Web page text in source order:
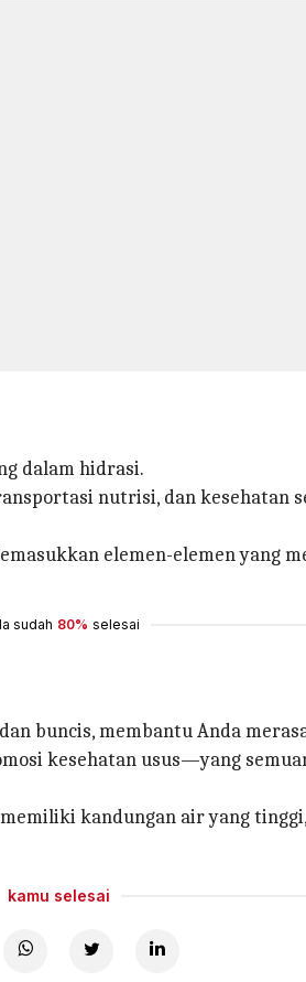
dalam hidrasi.
nutrisi, dan kesehatan
elemen-elemen yang
sudah 80% selesai
buncis, membantu Anda
kesehatan usus—yang
kandungan air yang
kamu selesai